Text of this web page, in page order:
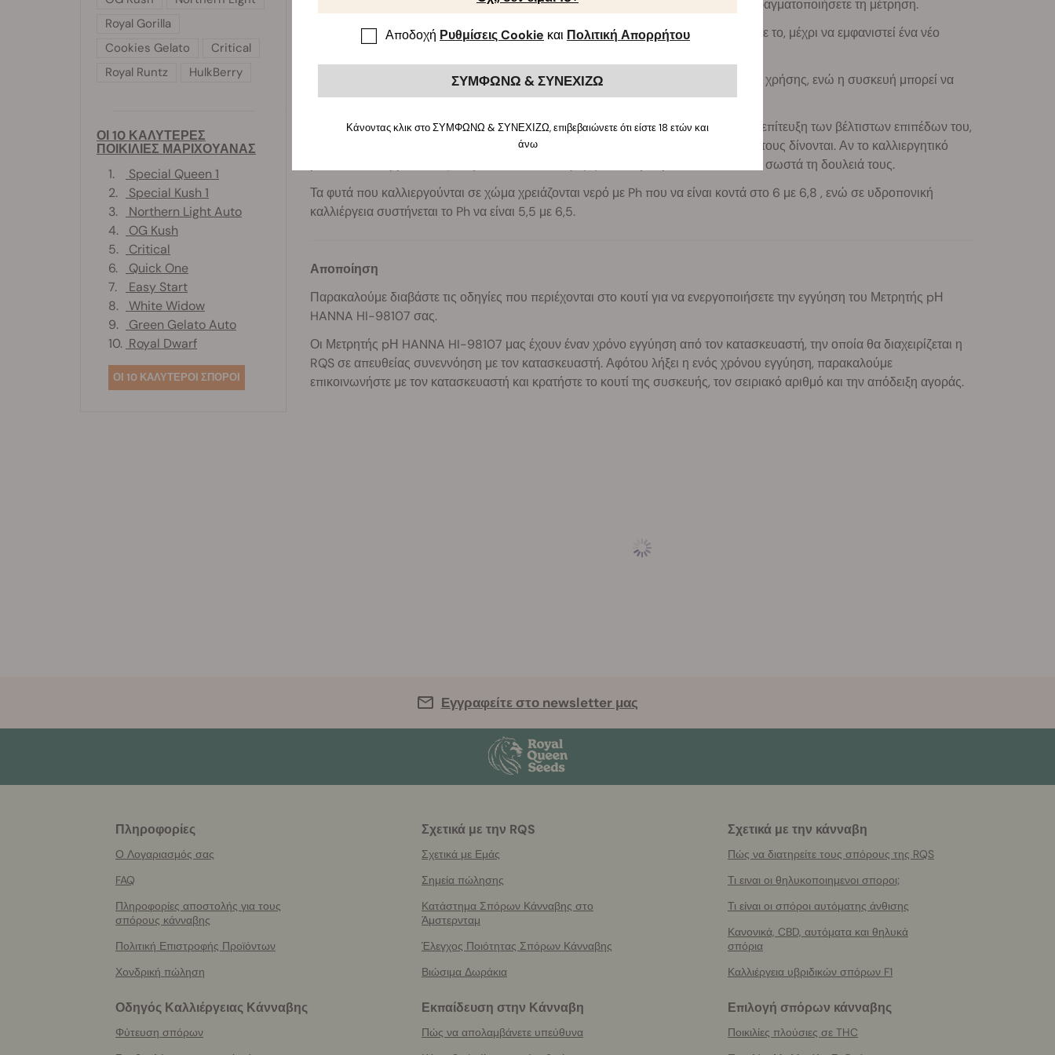
Μόλις βαθμονομηθεί ο μετρητής, τοποθετήστε τον απλά στο νερό που θέλετε να πραγματοποιήσετε τη μέτρηση.
Με τον καιρό, το υφασμάτινο κομμάτι του μετρητή θα αρχίσει να φθείρεται. Τραβήξτε το, μέχρι να εμφανιστεί ένα νέο
Διαθέτει μπαταρία ιόντων λιθίου η οποία προσφέρει έως και 1.000 ώρες συνεχούς χρήσης, ενώ η συσκευή μπορεί να
λειτουργήσει άριστα σε θερμοκρασίες από 0 έως 50°C.
Το pH του νερού είναι κάτι που συχνά παραμελείται στην καλλιέργεια κάνναβης. Η επίτευξη των βέλτιστων επιπέδων του,
ωστόσο, βοηθά τα φυτά να απορροφήσουν αποδοτικά τα θρεπτικά συστατικά που τους δίνονται. Αν το καλλιεργητικό
μέσο είναι υπερβολικά όξινο ή αλκαλικό τότε οι ρίζες δεν θα μπορέσουν να κάνουν σωστά τη δουλειά τους.
Τα φυτά που καλλιεργούνται σε χώμα χρειάζονται νερό με Ph που να είναι κοντά στο 6 με 6,8 , ενώ σε υδροπονική
καλλιέργεια συστήνεται το Ph να είναι 5,5 με 6,5.
Αποποίηση
Παρακαλούμε διαβάστε τις οδηγίες που περιέχονται στο κουτί για να ενεργοποιήσετε την εγγύηση του Μετρητής pΗ
HANNA HI-98107 σας.
Οι Μετρητής pΗ HANNA HI-98107 μας έχουν έναν χρόνο εγγύηση από τον κατασκευαστή, την οποία θα διαχειρίζεται η
RQS σε απευθείας συνεννόηση με τον κατασκευαστή. Αφότου λήξει η ενός χρόνου εγγύηση, παρακαλούμε
επικοινωνήστε με τον κατασκευαστή και κρατήστε το κουτί της συσκευής, τον σειριακό αριθμό και την απόδειξη αγοράς.
Royal Gorilla
Cookies Gelato
Critical
Royal Runtz
HulkBerry
ΟΙ 10 ΚΑΛΥΤΕΡΕΣ
ΠΟΙΚΙΛΙΕΣ ΜΑΡΙΧΟΥΑΝΑΣ
1.
Special Queen 1
2.
Special Kush 1
3.
Northern Light Auto
4.
OG Kush
5.
Critical
6.
Quick One
7.
Easy Start
8.
White Widow
9.
Green Gelato Auto
10. Royal Dwarf
ΟΙ 10 ΚΑΛΥΤΕΡΟΙ ΣΠΟΡΟΙ
Εγγραφείτε στο newsletter μας
Πληροφορίες
Ο Λογαριασμός σας
FAQ
Πληροφορίες αποστολής για τους
σπόρους κάνναβης
Πολιτική Επιστροφής Προϊόντων
Χονδρική πώληση
Σχετικά με την RQS
Σχετικά με Εμάς
Σημεία πώλησης
Κατάστημα Σπόρων Κάνναβης στο
Άμστερνταμ
Έλεγχος Ποιότητας Σπόρων Κάνναβης
Βιώσιμα Δωράκια
Σχετικά με την κάνναβη
Πώς να διατηρείτε τους σπόρους της RQS
Τι ειναι οι θηλυκοποιημενοι σποροι;
Τι είναι οι σπόροι αυτόματης άνθισης
Κανονικά, CBD, αυτόματα και θηλυκά
σπόρια
Καλλιέργεια υβριδικών σπόρων F1
Οδηγός Καλλιέργειας Κάνναβης
Φύτευση σπόρων
Εκπαίδευση στην Κάνναβη
Πώς να απολαμβάνετε υπεύθυνα
Επιλογή σπόρων κάνναβης
Ποικιλίες πλούσιες σε THC
Αποδοχή Ρυθμίσεις Cookie και Πολιτική Απορρήτου
ΣΥΜΦΩΝΩ & ΣΥΝΕΧΙΖΩ
Κάνοντας κλικ στο ΣΥΜΦΩΝΩ & ΣΥΝΕΧΙΖΩ, επιβεβαιώνετε ότι είστε 18 ετών και
άνω